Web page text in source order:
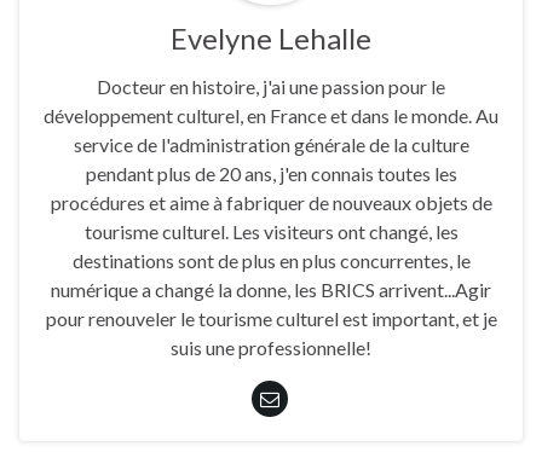
Evelyne Lehalle
Docteur en histoire, j'ai une passion pour le
développement culturel, en France et dans le monde. Au
service de l'administration générale de la culture
pendant plus de 20 ans, j'en connais toutes les
procédures et aime à fabriquer de nouveaux objets de
tourisme culturel. Les visiteurs ont changé, les
destinations sont de plus en plus concurrentes, le
numérique a changé la donne, les BRICS arrivent...Agir
pour renouveler le tourisme culturel est important, et je
suis une professionnelle!